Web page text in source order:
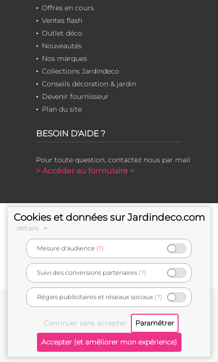
Offres en cours
Ventes flash
Outlet déco
Nouveautés
Nos marques
Collections Jardindeco
Conseils décoration & jardin
Devenir fournisseur
Plan du site
BESOIN D'AIDE ?
Pour toute question, contactez nous par mail
> Accéder au formulaire <
e-commerçant français
Mentions légales
Cookies et données sur Jardindeco.com
détails
Mesure d'audience (?)
Suivi des conversions partenaires (?)
Régies publicitaires et réseaux sociaux (?)